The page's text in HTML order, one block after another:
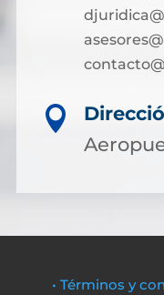

• Términos y